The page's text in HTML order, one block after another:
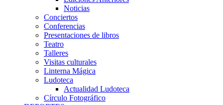
Noticias
Conciertos
Conferencias
Presentaciones de libros
Teatro
Talleres
Visitas culturales
Linterna Mágica
Ludoteca
Actualidad Ludoteca
Círculo Fotográfico